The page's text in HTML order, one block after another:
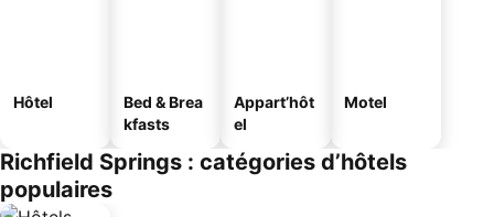
Hôtel
Bed & Brea
kfasts
Appart’hôt
el
Motel
Richfield Springs : catégories d’hôtels
populaires